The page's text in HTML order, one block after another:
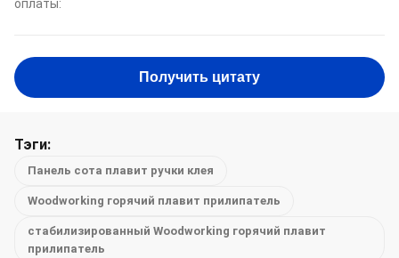
оплаты:
Получить цитату
Тэги:
Панель сота плавит ручки клея
Woodworking горячий плавит прилипатель
стабилизированный Woodworking горячий плавит
прилипатель